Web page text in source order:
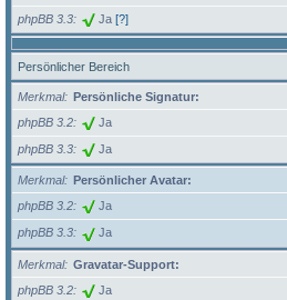
phpBB 3.3 Ja [?]
Persönlicher Bereich
Merkmal
Persönliche Signatur:
phpBB 3.2
Ja
phpBB 3.3 Ja
Merkmal
Persönlicher Avatar:
phpBB 3.2
Ja
phpBB 3.3 Ja
Merkmal
Gravatar-Support:
phpBB 3.2
Ja